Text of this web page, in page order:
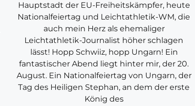
Hauptstadt der EU-Freiheitskämpfer, heute
Nationalfeiertag und Leichtathletik-WM, die
auch mein Herz als ehemaliger
Leichtathletik-Journalist höher schlagen
lässt! Hopp Schwiiz, hopp Ungarn! Ein
fantastischer Abend liegt hinter mir, der 20.
August. Ein Nationalfeiertag von Ungarn, der
Tag des Heiligen Stephan, an dem der erste
König des